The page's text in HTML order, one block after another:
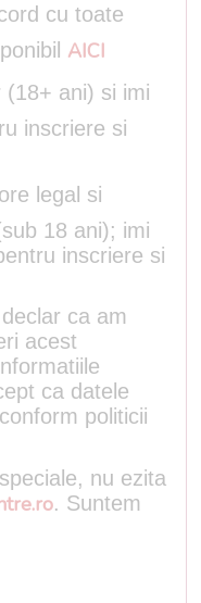
cu toate
AICI
(18+ ani) si imi
inscriere si
legal si
18 ani); imi
inscriere si
ca am
acest
ca datele
politicii
nu ezita
. Suntem